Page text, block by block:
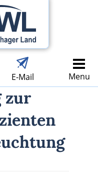
E-Mail Menu
zur